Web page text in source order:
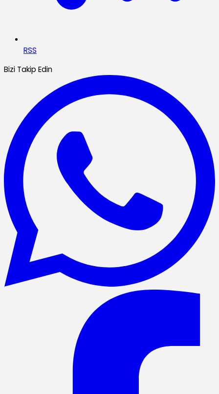
RSS
Bizi Takip Edin